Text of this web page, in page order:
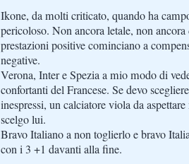
Ikone, da molti criticato, quando ha
pericoloso. Non ancora letale, non
prestazioni positive cominciano a
negative.
Verona, Inter e Spezia a mio modo di
confortanti del Francese. Se devo
inespressi, un calciatore viola da
scelgo lui.
Bravo Italiano a non toglierlo e bravo
con i 3 +1 davanti alla fine.